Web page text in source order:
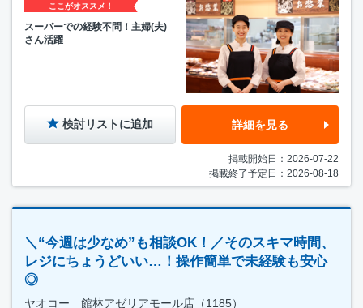
ここがオススメ！
スーパーでの経験不問！主婦(夫)
さん活躍
検討リストに追加 詳細を見る
掲載開始日：2026-07-22
掲載終了予定日：2026-08-18
＼“今週は少なめ”も相談OK！／そのスキマ時間、
レジにちょうどいい…！操作簡単で未経験も安心
◎
ヤオコー 館林アゼリアモール店（1185）